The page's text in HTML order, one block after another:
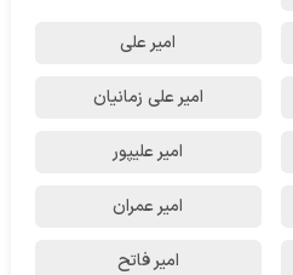
امیر علی
امیر علی زمانیان
امیر علیپور
امیر عمران
امیر فاتح